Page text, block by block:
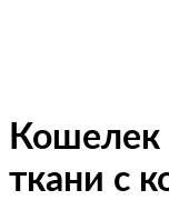
Кошелек
ткани с